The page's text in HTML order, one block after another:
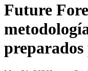
Future